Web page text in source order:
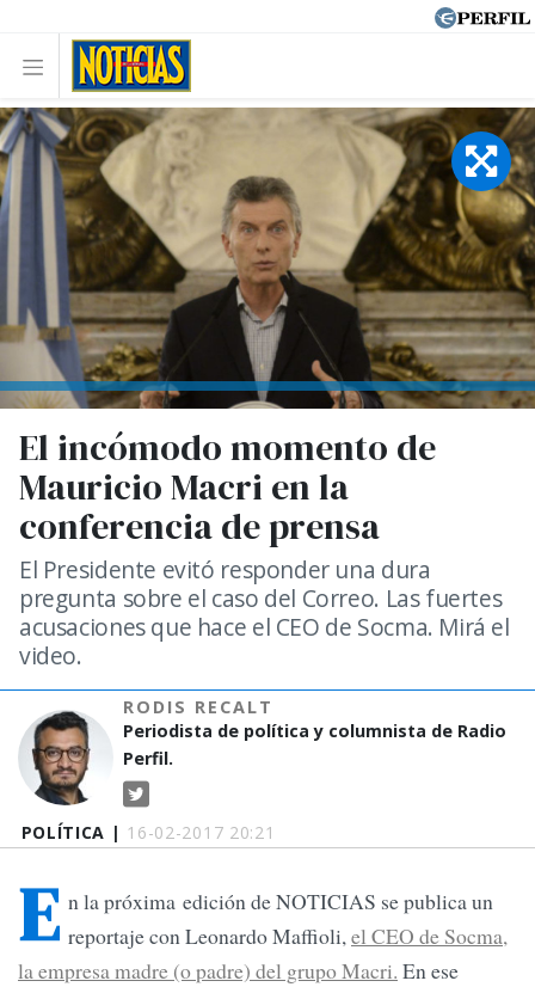
POLÍTICA | 16-02-2017 20:21
El incómodo momento de
Mauricio Macri en la
conferencia de prensa
El Presidente evitó responder una dura
pregunta sobre el caso del Correo. Las fuertes
acusaciones que hace el CEO de Socma. Mirá el
video.
RODIS RECALT
Periodista de política y columnista de Radio
Perfil.
E n la próxima edición de NOTICIAS se publica un
reportaje con Leonardo Maffioli,el CEO de Socma,
la empresa madre (o padre) del grupo Macri. En ese